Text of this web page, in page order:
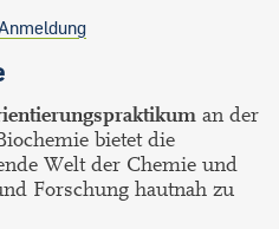
an der
bietet die
Welt der Chemie und
Forschung hautnah zu